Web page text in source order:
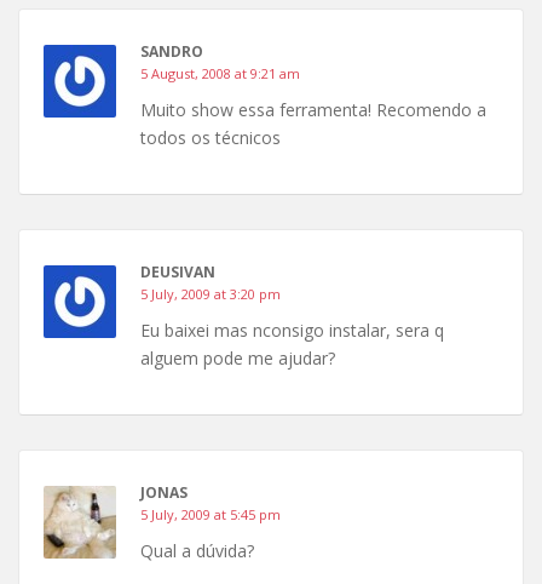
SANDRO
5 August, 2008 at 9:21 am
Muito show essa ferramenta! Recomendo a
todos os técnicos
DEUSIVAN
5 July, 2009 at 3:20 pm
Eu baixei mas nconsigo instalar, sera q
alguem pode me ajudar?
JONAS
5 July, 2009 at 5:45 pm
Qual a dúvida?